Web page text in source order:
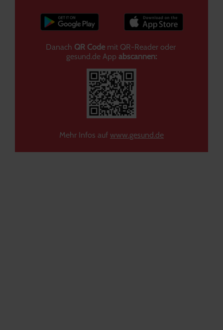
Danach QR Code mit QR-Reader oder
gesund.de App abscannen:
Mehr Infos auf www.gesund.de